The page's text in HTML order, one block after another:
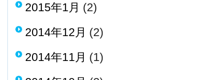
2015年1月 (2)
2014年12月 (2)
2014年11月 (1)